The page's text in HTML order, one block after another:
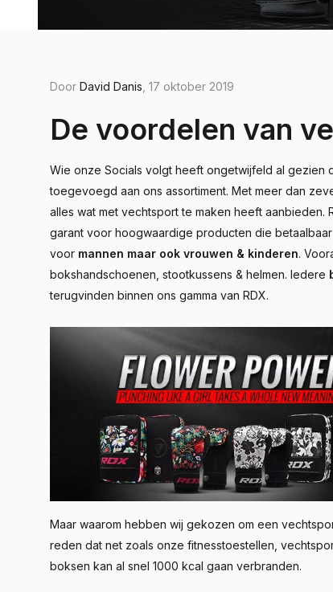
Door David Danis , 17 oktober 2019
De voordelen van
Wie onze Socials volgt heeft ongetwijfeld al gezien
toegevoegd aan ons assortiment. Met meer dan
alles wat met vechtsport te maken heeft
garant voor hoogwaardige producten die
voor mannen maar ook vrouwen & kinderen.
bokshandschoenen, stootkussens & helmen. Iedere
terugvinden binnen ons gamma van RDX.
Maar waarom hebben wij gekozen om een
reden dat net zoals onze fitnesstoestellen,
boksen kan al snel 1000 kcal gaan verbranden.